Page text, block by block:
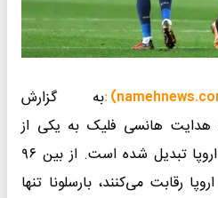
به گزارش
هدایت هانسی فلیک به یکی از
گلزن‌ترین تیم‌های فصل در اروپا تبدیل شده است. از بین ۹۶
رقابت می‌کنند، بارسلونا تنها